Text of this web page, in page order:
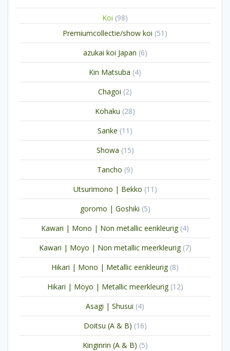
Koi 9898
producten
Premiumcollectie/show koi 51 51
producten
azukai koi Japan 66
producten
Kin Matsuba 44
producten
Chagoi 22
producten
Kohaku 2828
producten
Sanke 11 11
producten
Showa 1515
producten
Tancho 99
producten
Utsurimono | Bekko 11 11
producten
goromo | Goshiki 55
producten
Kawari | Mono | Non metallic eenkleurig 44
producten
Kawari | Moyo | Non metallic meerkleurig 77
producten
Hikari | Mono | Metallic eenkleurig 88
producten
Hikari | Moyo | Metallic meerkleurig 1212
producten
Asagi | Shusui 44
producten
Doitsu (A & B) 1616
producten
Kinginrin (A & B) 55